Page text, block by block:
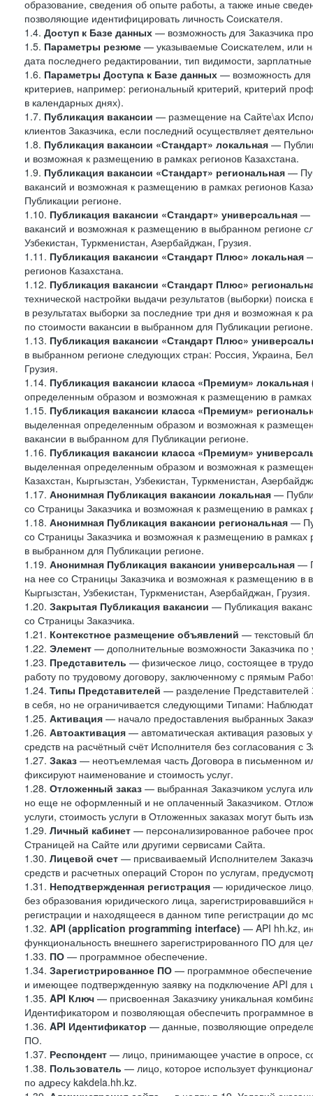
образование, сведения об опыте работы, а также иные
позволяющие идентифицировать личность Соискателя.
1.4. Доступ к Базе данных — возможность для Заказчика
1.5. Параметры резюме — указываемые Соискателем, или
дата последнего редактировании, тип видимости,
1.6. Параметры Доступа к Базе данных — возможность
критериев, например: региональный критерий, критерий
в календарных днях).
1.7. Публикация вакансии — размещение на Сайте\ах
клиентов Заказчика, если последний осуществляет
1.8. Публикация вакансии «Стандарт» локальная —
и возможная к размещению в рамках регионов Казахстана.
1.9. Публикация вакансии «Стандарт» региональная —
вакансий и возможная к размещению в рамках регионов
Публикации регионе.
1.10. Публикация вакансии «Стандарт» универсальная —
вакансий и возможная к размещению в выбранном регионе
Узбекистан, Туркменистан, Азербайджан, Грузия.
1.11. Публикация вакансии «Стандарт Плюс» локальная
регионов Казахстана.
1.12. Публикация вакансии «Стандарт Плюс»
технической настройки выдачи результатов (выборки)
в результатах выборки за последние три дня и возможная к
по стоимости вакансии в выбранном для Публикации регионе.
1.13. Публикация вакансии «Стандарт Плюс»
в выбранном регионе следующих стран: Россия, Украина,
Грузия.
1.14. Публикация вакансии класса «Премиум»
определенным образом и возможная к размещению в рамках
1.15. Публикация вакансии класса «Премиум»
выделенная определенным образом и возможная к
вакансии в выбранном для Публикации регионе.
1.16. Публикация вакансии класса «Премиум»
выделенная определенным образом и возможная к
Казахстан, Кыргызстан, Узбекистан, Туркменистан,
1.17. Анонимная Публикация вакансии локальная —
со Страницы Заказчика и возможная к размещению в рамках
1.18. Анонимная Публикация вакансии региональная —
со Страницы Заказчика и возможная к размещению в рамках
в выбранном для Публикации регионе.
1.19. Анонимная Публикация вакансии универсальная —
на нее со Страницы Заказчика и возможная к размещению в
Кыргызстан, Узбекистан, Туркменистан, Азербайджан, Грузия.
1.20. Закрытая Публикация вакансии — Публикация
со Страницы Заказчика.
1.21. Контекстное размещение объявлений — текстовый
1.22. Элемент — дополнительные возможности Заказчика
1.23. Представитель — физическое лицо, состоящее в
работу по трудовому договору, заключенному с прямым
1.24. Типы Представителей — разделение Представителей
в себя, но не ограничивается следующими Типами:
1.25. Активация — начало предоставления выбранных
1.26. Автоактивация — автоматическая активация разовых
средств на расчётный счёт Исполнителя без согласования с
1.27. Заказ — неотъемлемая часть Договора в письменном
фиксируют наименование и стоимость услуг.
1.28. Отложенный заказ — выбранная Заказчиком услуга
но еще не оформленный и не оплаченный Заказчиком.
услуги, стоимость услуги в Отложенных заказах могут
1.29. Личный кабинет — персонализированное рабочее
Страницей на Сайте или другими сервисами Сайта.
1.30. Лицевой счет — присваиваемый Исполнителем
средств и расчетных операций Сторон по услугам,
1.31. Неподтвержденная регистрация — юридическое
без образования юридического лица,
регистрации и находящееся в данном типе регистрации до
1.32. API (application programming interface) — API hh.kz,
функциональность внешнего зарегистрированного ПО для
1.33. ПО — программное обеспечение.
1.34. Зарегистрированное ПО — программное
и имеющее подтвержденную заявку на подключение АPI для
1.35. API Ключ — присвоенная Заказчику уникальная
Идентификатором и позволяющая обеспечить программное
1.36. API Идентификатор — данные, позволяющие
ПО.
1.37. Респондент — лицо, принимающее участие в опросе,
1.38. Пользователь — лицо, которое использует
по адресу kakdela.hh.kz.